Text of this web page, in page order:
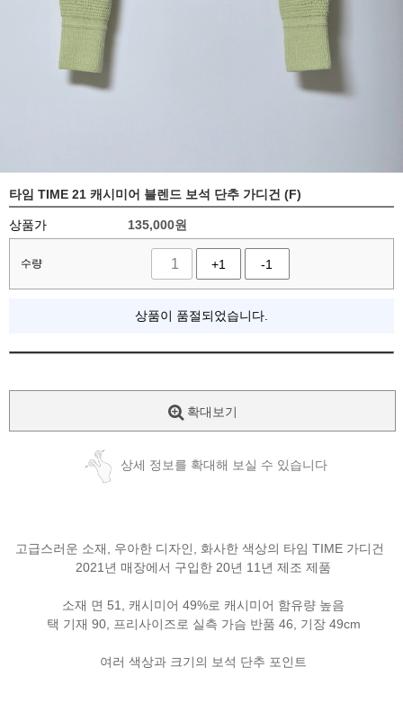
타임 TIME 21 캐시미어 블렌드 보석 단추 가디건 (F)
상품가 135,000원
수량 +1 -1
상품이 품절되었습니다.
확대보기
상세 정보를 확대해 보실 수 있습니다
고급스러운 소재, 우아한 디자인, 화사한 색상의 타임 TIME 가디건
2021년 매장에서 구입한 20년 11년 제조 제품
소재 면 51, 캐시미어 49%로 캐시미어 함유량 높음
택 기재 90, 프리사이즈로 실측 가슴 반품 46, 기장 49cm
여러 색상과 크기의 보석 단추 포인트